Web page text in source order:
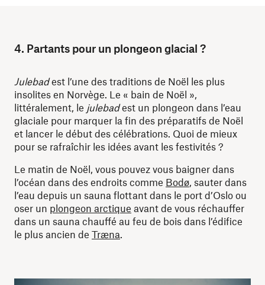
4. Partants pour un plongeon glacial ?
Julebadest l’une des traditions de Noël les plus
insolites en Norvège. Le « bain de Noël »,
littéralement, le julebadest un plongeon dans l’eau
glaciale pour marquer la fin des préparatifs de Noël
et lancer le début des célébrations. Quoi de mieux
pour se rafraîchir les idées avant les festivités ?
Le matin de Noël, vous pouvez vous baigner dans
l’océan dans des endroits comme Bodø , sauter dans
l’eau depuis un sauna flottant dans le port d’Oslo ou
oser un plongeon arctique avant de vous réchauffer
dans un sauna chauffé au feu de bois dans l’édifice
le plus ancien de Træna